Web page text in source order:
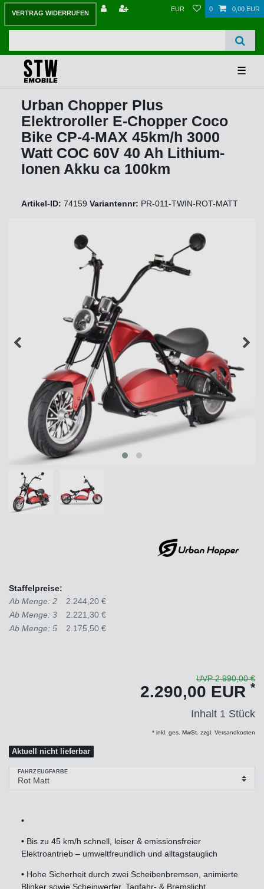
VERTRAG WIDERRUFEN
EUR 0 0,00 EUR
☰
Urban Chopper Plus
Elektroroller E-Chopper Coco
Bike CP-4-MAX 45km/h 3000
Watt COC 60V 40 Ah Lithium-
Ionen Akku ca 100km
Artikel-ID: 74159 Variantennr: PR-011-TWIN-ROT-MATT
Staffelpreise:
Ab Menge: 2
2.244,20 €
Ab Menge: 3
2.221,30 €
Ab Menge: 5
2.175,50 €
UVP 2.990,00 €
2.290,00 EUR *
Inhalt 1 Stück
* inkl. ges. MwSt. zzgl. Versandkosten
Aktuell nicht lieferbar
FAHRZEUGFARBE
•
• Bis zu 45 km/h schnell, leiser & emissionsfreier
Elektroantrieb – umweltfreundlich und alltagstauglich
• Hohe Sicherheit durch zwei Scheibenbremsen, animierte
Blinker sowie Scheinwerfer, Tagfahr- & Bremslicht